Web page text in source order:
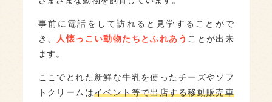
事前に電話をして訪れると見学することがで
き、
人懐っこい動物たちとふれあう ことが出来
ます。
ここでとれた新鮮な牛乳を使ったチーズやソフ
トクリームはイベント等で出店する移動販売車